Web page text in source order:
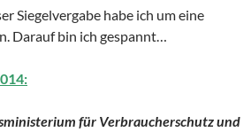
Siegelvergabe habe ich um eine
Darauf bin ich gespannt…
für Verbraucherschutz und